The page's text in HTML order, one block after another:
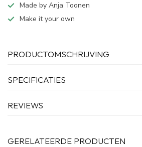
Made by Anja Toonen
Make it your own
PRODUCTOMSCHRIJVING
SPECIFICATIES
REVIEWS
GERELATEERDE PRODUCTEN